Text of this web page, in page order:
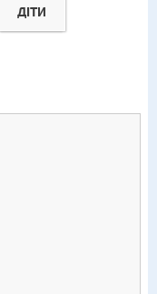
ДІТИ